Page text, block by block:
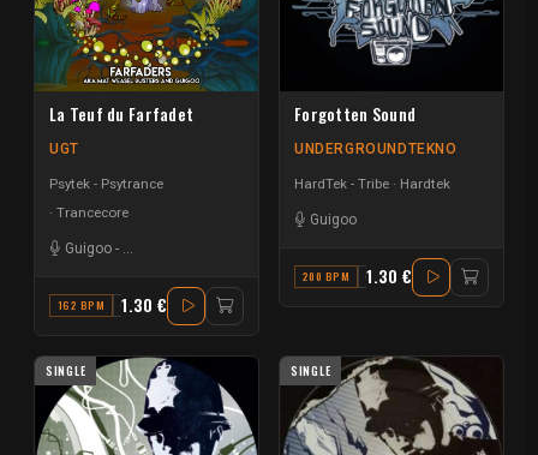
La Teuf du Farfadet
UGT
Psytek - Psytrance
Trancecore
Guigoo - Mat Weasel busters
162 BPM G# MINOR
1.30 €
Forgotten Sound
UNDERGROUNDTEKNO
HardTek - Tribe Hardtek
Guigoo
200 BPM G#
1.30 €
SINGLE SINGLE